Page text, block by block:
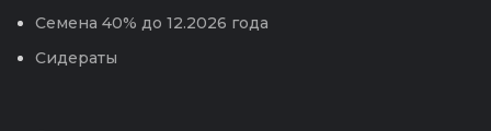
Семена 40% до 12.2026 года
Сидераты